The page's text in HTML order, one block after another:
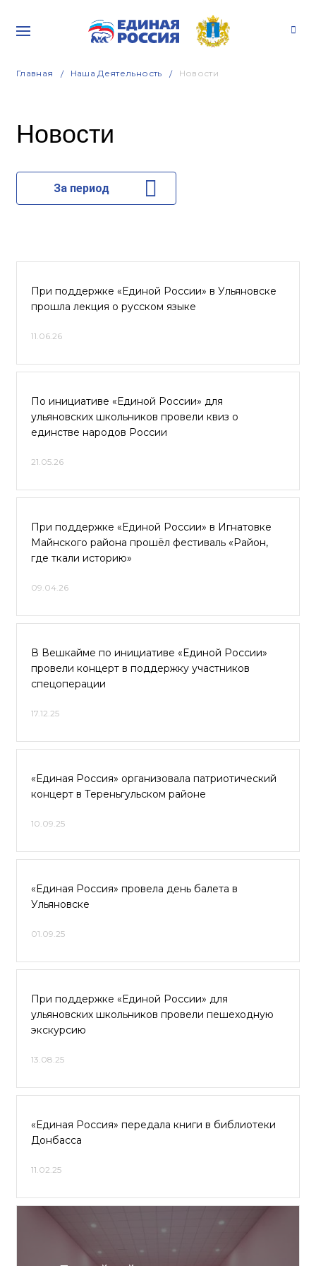
Главная Наша Деятельность Новости
Новости
За период
При поддержке «Единой России» в Ульяновске
прошла лекция о русском языке
11.06.26
По инициативе «Единой России» для
ульяновских школьников провели квиз о
единстве народов России
21.05.26
При поддержке «Единой России» в Игнатовке
Майнского района прошёл фестиваль «Район,
где ткали историю»
09.04.26
В Вешкайме по инициативе «Единой России»
провели концерт в поддержку участников
спецоперации
17.12.25
«Единая Россия» организовала патриотический
концерт в Тереньгульском районе
10.09.25
«Единая Россия» провела день балета в
Ульяновске
01.09.25
При поддержке «Единой России» для
ульяновских школьников провели пешеходную
экскурсию
13.08.25
«Единая Россия» передала книги в библиотеки
Донбасса
11.02.25